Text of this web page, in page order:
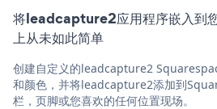
将leadcapture2应用程序嵌入到
上从未如此简单
创建自定义的leadcapture2
和颜色，并将leadcapture2添加到
栏，页脚或您喜欢的任何位置现场。